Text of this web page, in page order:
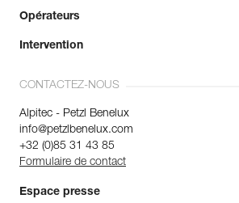
Opérateurs
Intervention
CONTACTEZ-NOUS
Alpitec - Petzl Benelux
info@petzlbenelux.com
+32 (0)85 31 43 85
Formulaire de contact
Espace presse